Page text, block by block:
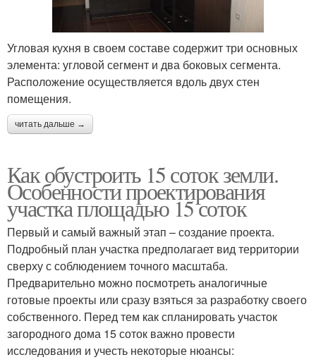
Угловая кухня в своем составе содержит три основных
элемента: угловой сегмент и два боковых сегмента.
Расположение осуществляется вдоль двух стен
помещения.
читать дальше →
Как обустроить 15 соток земли.
Особенности проектирования
участка площадью 15 соток
Первый и самый важный этап – создание проекта.
Подробный план участка предполагает вид территории
сверху с соблюдением точного масштаба.
Предварительно можно посмотреть аналогичные
готовые проекты или сразу взяться за разработку своего
собственного. Перед тем как спланировать участок
загородного дома 15 соток важно провести
исследования и учесть некоторые нюансы: